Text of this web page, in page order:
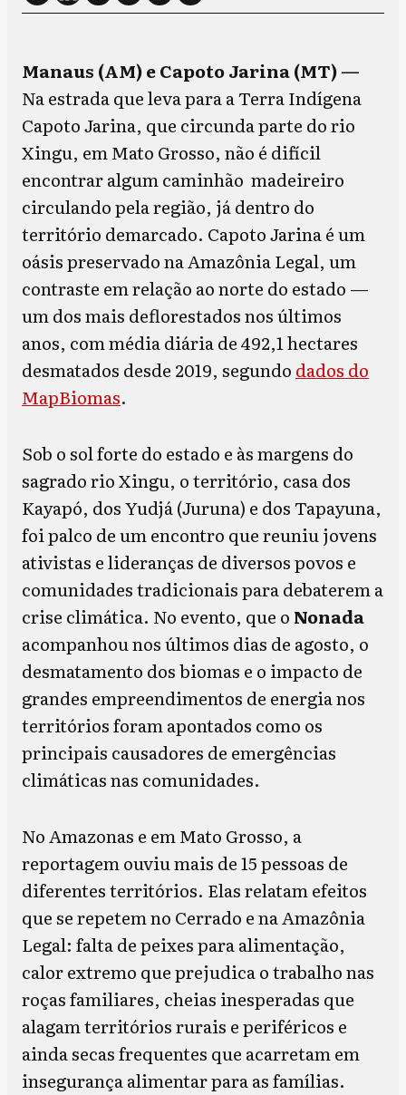
Manaus (AM) e Capoto Jarina (MT) —
Na estrada que leva para a Terra Indígena
Capoto Jarina, que circunda parte do rio
Xingu, em Mato Grosso, não é difícil
encontrar algum caminhão madeireiro
circulando pela região, já dentro do
território demarcado. Capoto Jarina é um
oásis preservado na Amazônia Legal, um
contraste em relação ao norte do estado —
um dos mais deflorestados nos últimos
anos, com média diária de 492,1 hectares
desmatados desde 2019, segundo dados do
MapBiomas.
Sob o sol forte do estado e às margens do
sagrado rio Xingu, o território, casa dos
Kayapó, dos Yudjá (Juruna) e dos Tapayuna,
foi palco de um encontro que reuniu jovens
ativistas e lideranças de diversos povos e
comunidades tradicionais para debaterem a
crise climática. No evento, que o Nonada
acompanhou nos últimos dias de agosto, o
desmatamento dos biomas e o impacto de
grandes empreendimentos de energia nos
territórios foram apontados como os
principais causadores de emergências
climáticas nas comunidades.
No Amazonas e em Mato Grosso, a
reportagem ouviu mais de 15 pessoas de
diferentes territórios. Elas relatam efeitos
que se repetem no Cerrado e na Amazônia
Legal: falta de peixes para alimentação,
calor extremo que prejudica o trabalho nas
roças familiares, cheias inesperadas que
alagam territórios rurais e periféricos e
ainda secas frequentes que acarretam em
insegurança alimentar para as famílias.